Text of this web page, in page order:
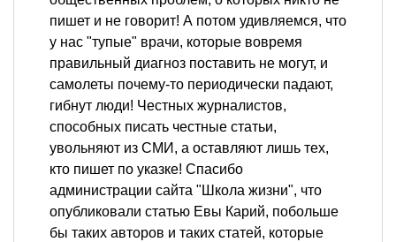
пишет и не говорит! А потом удивляемся, что
у нас "тупые" врачи, которые вовремя
правильный диагноз поставить не могут, и
самолеты почему-то периодически падают,
гибнут люди! Честных журналистов,
способных писать честные статьи,
увольняют из СМИ, а оставляют лишь тех,
кто пишет по указке! Спасибо
администрации сайта "Школа жизни", что
опубликовали статью Евы Карий, побольше
бы таких авторов и таких статей, которые